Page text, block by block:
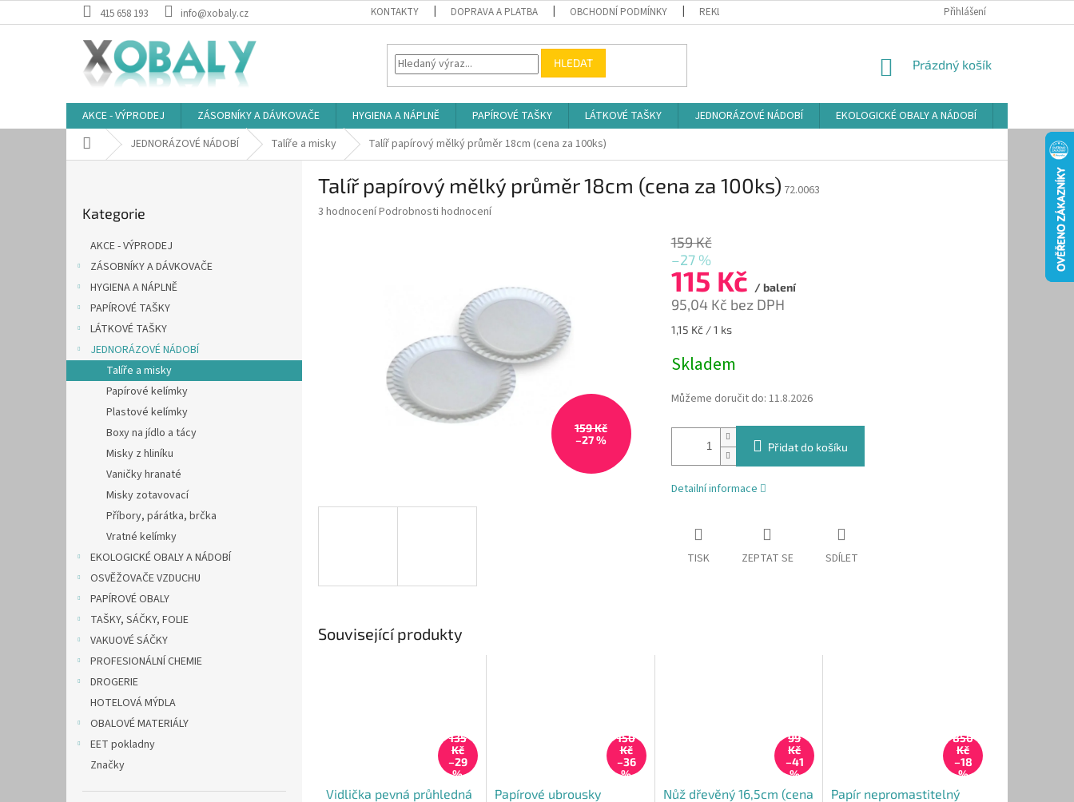
na
415 658 193 info@xobaly.cz KONTAKTY DOPRAVA A PLATBA OBCHODNÍ PODMÍNKY REKLAMAČNÍ ŘÁD ZÁSADY POUŽÍVÁNÍ SOUBORŮ COOKIES
Přihlášení
HLEDAT
NÁKUPNÍ
Prázdný košík
AKCE - VÝPRODEJ ZÁSOBNÍKY A DÁVKOVAČE HYGIENA A NÁPLNĚ PAPÍROVÉ TAŠKY LÁTKOVÉ TAŠKY JEDNORÁZOVÉ NÁDOBÍ EKOLOGICKÉ OBALY A NÁDOBÍ
Domů JEDNORÁZOVÉ NÁDOBÍ Talíře a misky Talíř papírový mělký průměr 18cm (cena za 100ks)
n
e
kategorie
Kategorie
AKCE - VÝPRODEJ
ZÁSOBNÍKY A DÁVKOVAČE
HYGIENA A NÁPLNĚ
PAPÍROVÉ TAŠKY
LÁTKOVÉ TAŠKY
JEDNORÁZOVÉ NÁDOBÍ
Talíře a misky
Papírové kelímky
Plastové kelímky
Boxy na jídlo a tácy
Misky z hliníku
Vaničky hranaté
Misky zotavovací
Příbory, párátka, brčka
Vratné kelímky
EKOLOGICKÉ OBALY A NÁDOBÍ
OSVĚŽOVAČE VZDUCHU
PAPÍROVÉ OBALY
TAŠKY, SÁČKY, FOLIE
VAKUOVÉ SÁČKY
PROFESIONÁLNÍ CHEMIE
DROGERIE
HOTELOVÁ MÝDLA
OBALOVÉ MATERIÁLY
EET pokladny
Značky
Talíř papírový mělký průměr 18cm (cena za 100ks) 72.0063
Průměrné
3 hodnoceníPodrobnosti hodnocení
159 Kč
–27 %
159 Kč
–27 %
115 Kč / balení
95,04 Kč bez DPH
Měrná
1,15 Kč / 1 ks
Skladem
Můžeme doručit do: 11.8.2026
Přidat do košíku
Detailní informace
TISK ZEPTAT SE SDÍLET
Související produkty
135
Kč
–29
%
Vidlička pevná průhledná
150
Kč
–36
%
Papírové ubrousky
99
Kč
–41
%
Nůž dřevěný 16,5cm (cena
850
Kč
–18
%
Papír nepromastitelný